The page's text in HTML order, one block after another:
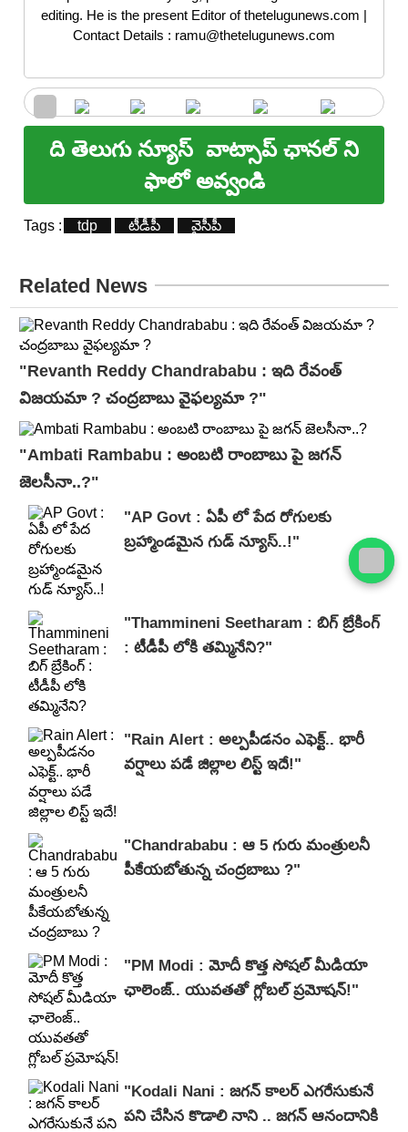
editing. He is the present Editor of thetelugunews.com |
Contact Details : ramu@thetelugunews.com
ది తెలుగు న్యూస్ వాట్సాప్ ఛానల్ ని
ఫాలో అవ్వండి
Tags : tdp టీడీపీ వైసీపీ
Related News
"Revanth Reddy Chandrababu : ఇది రేవంత్
విజయమా ? చంద్రబాబు వైఫల్యమా ?"
"Ambati Rambabu : అంబటి రాంబాబు పై జగన్
జెలసీనా..?"
"AP Govt : ఏపీ లో పేద రోగులకు
బ్రహ్మాండమైన గుడ్ న్యూస్..!"
"Thammineni Seetharam : బిగ్ బ్రేకింగ్
: టీడీపీ లోకి తమ్మినేని?"
"Rain Alert : అల్పపీడనం ఎఫెక్ట్.. భారీ
వర్షాలు పడే జిల్లాల లిస్ట్ ఇదే!"
"Chandrababu : ఆ 5 గురు మంత్రులనీ
పీకేయబోతున్న చంద్రబాబు ?"
"PM Modi : మోదీ కొత్త సోషల్ మీడియా
ఛాలెంజ్.. యువతతో గ్లోబల్ ప్రమోషన్!"
"Kodali Nani : జగన్ కాలర్ ఎగరేసుకునే
పని చేసిన కొడాలి నాని .. జగన్ ఆనందానికి